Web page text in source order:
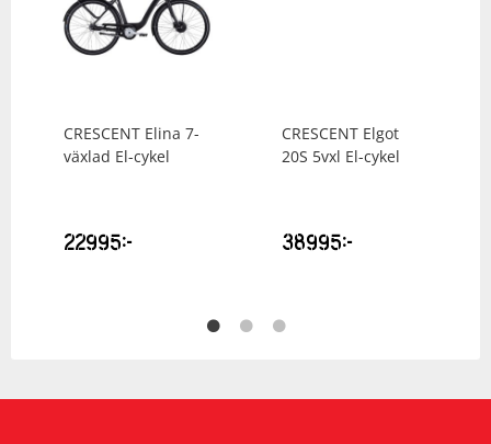
CRESCENT Elina 7-
växlad El-cykel
22995kr
CRESCENT Elgot
20S 5vxl El-cykel
38995kr